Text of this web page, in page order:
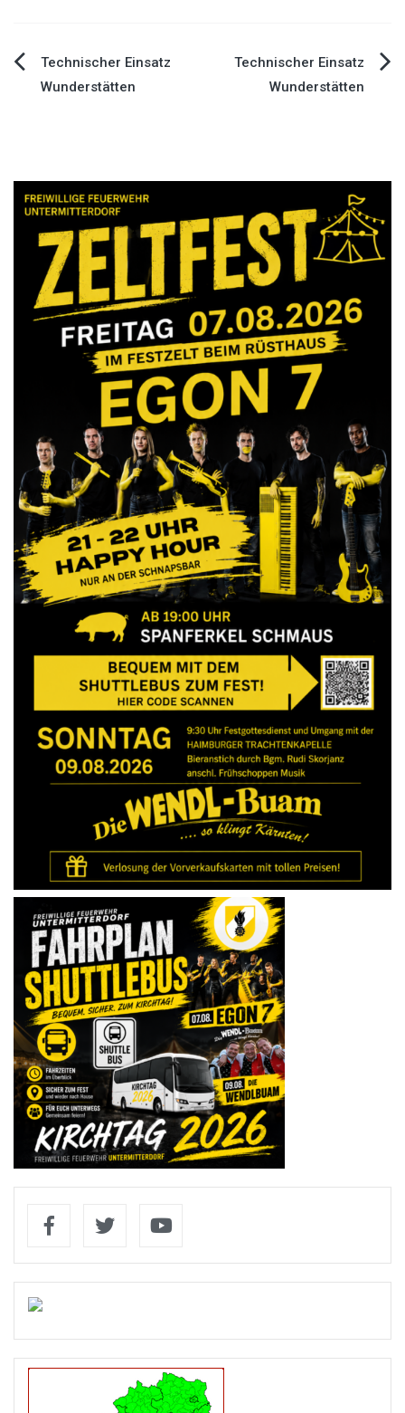
Beitragsnavigation
Technischer Einsatz
Wunderstätten
Technischer Einsatz
Wunderstätten